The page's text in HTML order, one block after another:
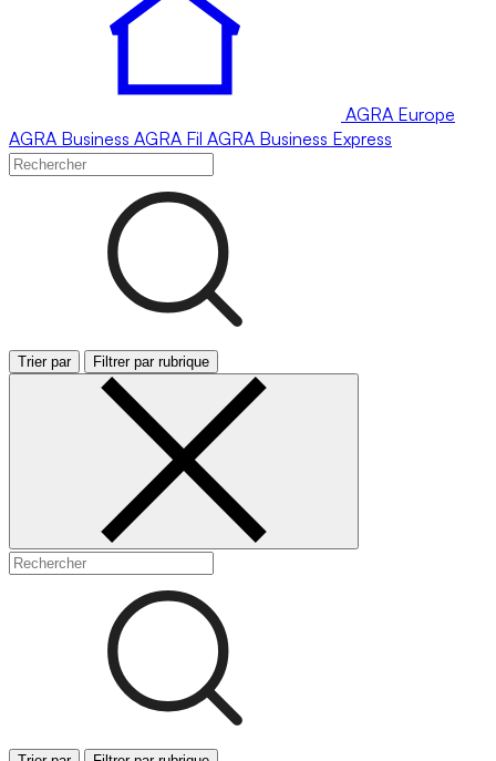
AGRA Europe
AGRA Business AGRA Fil AGRA Business Express
Trier par Filtrer par rubrique